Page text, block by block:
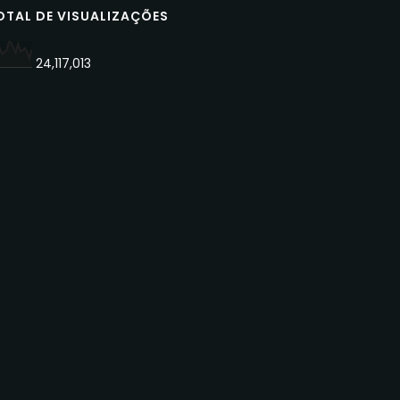
DE VISUALIZAÇÕES
24,117,013